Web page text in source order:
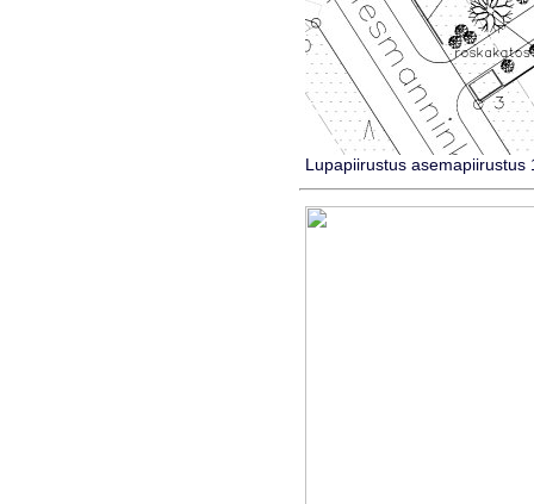
Lupapiirustus asemapiirustus